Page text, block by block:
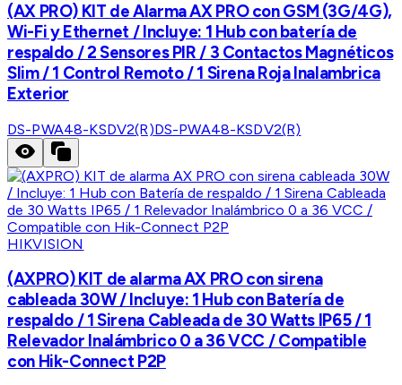
(AX PRO) KIT de Alarma AX PRO con GSM (3G/4G),
Wi-Fi y Ethernet / Incluye: 1 Hub con batería de
respaldo / 2 Sensores PIR / 3 Contactos Magnéticos
Slim / 1 Control Remoto / 1 Sirena Roja Inalambrica
Exterior
DS-PWA48-KSDV2(R)DS-PWA48-KSDV2(R)
HIKVISION
(AXPRO) KIT de alarma AX PRO con sirena
cableada 30W / Incluye: 1 Hub con Batería de
respaldo / 1 Sirena Cableada de 30 Watts IP65 / 1
Relevador Inalámbrico 0 a 36 VCC / Compatible
con Hik-Connect P2P